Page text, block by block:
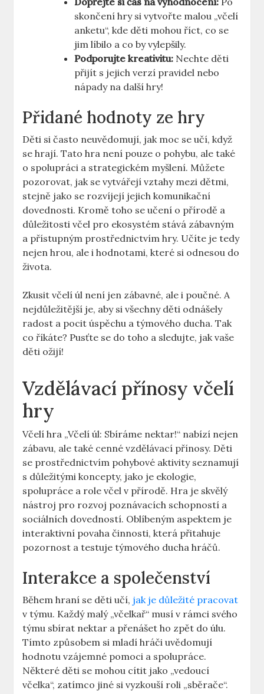
skončení hry si vytvořte malou „včelí
anketu“, kde děti mohou říct, co se
jim líbilo a co by vylepšily.
Podporujte kreativitu: Nechte děti
přijít s jejich verzí pravidel nebo
nápady na další hry!
Přidané hodnoty ze hry
Děti si často neuvědomují, jak moc se učí, když
se hrají. Tato hra není pouze o pohybu, ale také
o spolupráci a strategickém myšlení. Můžete
pozorovat, jak se vytvářejí vztahy mezi dětmi,
stejně jako se rozvíjejí jejich komunikační
dovednosti. Kromě toho se učení o přírodě a
důležitosti včel pro ekosystém stává zábavným
a přístupným prostřednictvím hry. Učíte je tedy
nejen hrou, ale i hodnotami, které si odnesou do
života.
Zkusit včelí úl není jen zábavné, ale i poučné. A
nejdůležitější je, aby si všechny děti odnášely
radost a pocit úspěchu a týmového ducha. Tak
co říkáte? Pusťte se do toho a sledujte, jak vaše
děti ožijí!
Vzdělávací přínosy včelí
hry
Včelí hra „Včelí úl: Sbíráme nektar!“ nabízí nejen
zábavu, ale také cenné vzdělávací přínosy. Děti
se prostřednictvím pohybové aktivity seznamují
s důležitými koncepty, jako je ekologie,
spolupráce a role včel v přírodě. Hra je skvělý
nástroj pro rozvoj poznávacích schopností a
sociálních dovedností. Oblíbeným aspektem je
interaktivní povaha činnosti, která přitahuje
pozornost a testuje týmového ducha hráčů.
Interakce a společenství
Během hraní se děti učí, jak je důležité pracovat
v týmu. Každý malý „včelkař“ musí v rámci svého
týmu sbírat nektar a přenášet ho zpět do úlu.
Tímto způsobem si mladí hráči uvědomují
hodnotu vzájemné pomoci a spolupráce.
Některé děti se mohou cítit jako „vedoucí
včelka“, zatímco jiné si vyzkouší roli „sběrače“.